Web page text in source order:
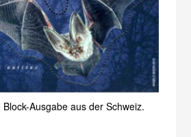
Block-Ausgabe aus der Schweiz.